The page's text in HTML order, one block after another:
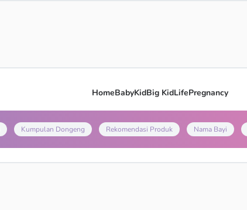
HomeBabyKidBig KidLifePregnancy
Kumpulan Dongeng Rekomendasi Produk Nama Bayi